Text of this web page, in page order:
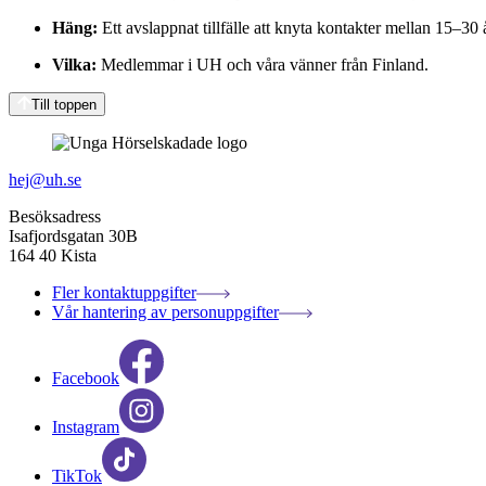
Häng: Ett avslappnat tillfälle att knyta kontakter mellan 15–30
Vilka: Medlemmar i UH och våra vänner från Finland.
Till toppen
hej@uh.se
Besöksadress
Isafjordsgatan 30B
164 40 Kista
Fler kontaktuppgifter
Vår hantering av personuppgifter
Facebook
Instagram
TikTok